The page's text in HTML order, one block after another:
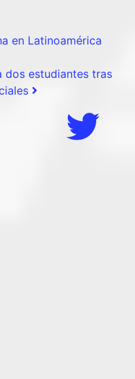
en Latinoamérica
dos estudiantes tras